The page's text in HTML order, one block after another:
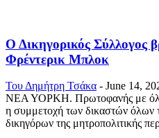
Ο Δικηγορικός Σύλλογος
Φρέντερικ Μπλοκ
Του Δημήτρη Τσάκα - June 14,
ΝΕΑ ΥΟΡΚΗ. Πρωτοφανής με όλη
η συμμετοχή των δικαστών όλων
δικηγόρων της μητροπολιτικής